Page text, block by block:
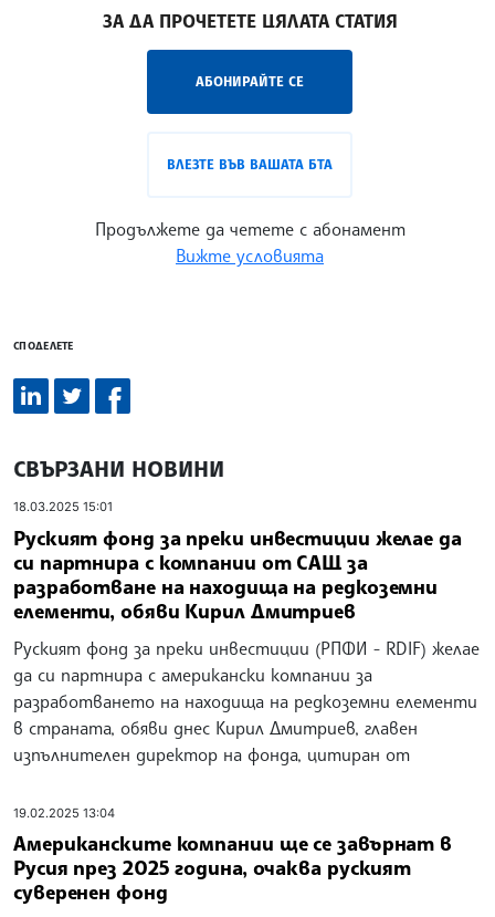
ЗА ДА ПРОЧЕТЕТЕ ЦЯЛАТА СТАТИЯ
АБОНИРАЙТЕ СЕ
ВЛЕЗТЕ ВЪВ ВАШАТА БТА
Продължете да четете с абонамент
Вижте условията
СПОДЕЛЕТЕ
СВЪРЗАНИ НОВИНИ
18.03.2025 15:01
Руският фонд за преки инвестиции желае да
си партнира с компании от САЩ за
разработване на находища на редкоземни
елементи, обяви Кирил Дмитриев
Руският фонд за преки инвестиции (РПФИ - RDIF) желае
да си партнира с американски компании за
разработването на находища на редкоземни елементи
в страната, обяви днес Кирил Дмитриев, главен
изпълнителен директор на фонда, цитиран от
19.02.2025 13:04
Американските компании ще се завърнат в
Русия през 2025 година, очаква руският
суверенен фонд